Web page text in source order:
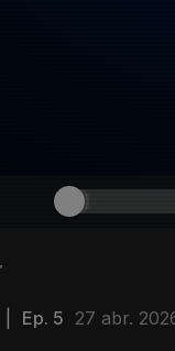
Ep. 5 27 abr.